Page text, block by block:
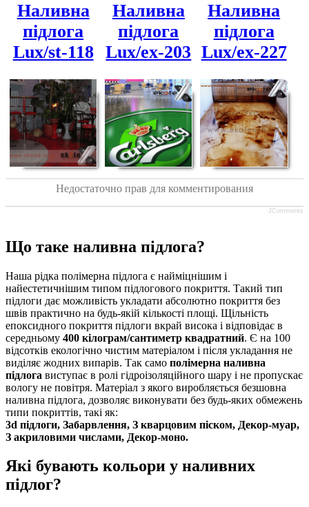
Наливна
підлога
Lux/st-118
Наливна
підлога
Lux/ex-203
Наливна
підлога
Lux/ex-227
Недостаточно прав для комментирования
JComments
Що таке наливна підлога?
Наша рідка полімерна підлога є найміцнішим і
найестетичнішим типом підлогового покриття. Такий тип
підлоги дає можливість укладати абсолютно покриття без
швів практично на будь-якій кількості площі. Щільність
епоксидного покриття підлоги вкрай висока і відповідає в
середньому 400 кілограм/сантиметр квадратний. Є на 100
відсотків екологічно чистим матеріалом і після укладання не
виділяє жодних випарів. Так само полімерна наливна
підлога виступає в ролі гідроізоляційного шару і не пропускає
вологу не повітря. Матеріал з якого виробляється безшовна
наливна підлога, дозволяє виконувати без будь-яких обмежень
типи покриттів, такі як:
3d підлоги, Забарвлення, З кварцовим піском, Декор-муар,
З акриловими числами, Декор-моно.
Які бувають кольори у наливних
підлог?